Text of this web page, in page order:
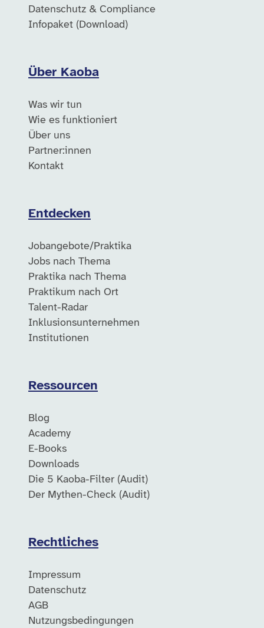
Datenschutz & Compliance
Infopaket (Download)
Über Kaoba
Was wir tun
Wie es funktioniert
Über uns
Partner:innen
Kontakt
Entdecken
Jobangebote/Praktika
Jobs nach Thema
Praktika nach Thema
Praktikum nach Ort
Talent-Radar
Inklusionsunternehmen
Institutionen
Ressourcen
Blog
Academy
E-Books
Downloads
Die 5 Kaoba-Filter (Audit)
Der Mythen-Check (Audit)
Rechtliches
Impressum
Datenschutz
AGB
Nutzungsbedingungen